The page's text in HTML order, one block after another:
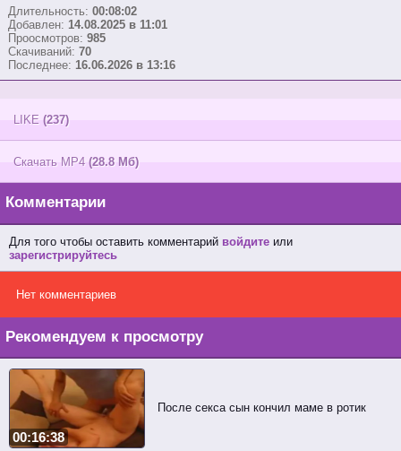
Длительность: 00:08:02
Добавлен: 14.08.2025 в 11:01
Проосмотров: 985
Скачиваний: 70
Последнее: 16.06.2026 в 13:16
LIKE (237)
Скачать MP4 (28.8 Мб)
Комментарии
Для того чтобы оставить комментарий войдите или
зарегистрируйтесь
Нет комментариев
Рекомендуем к просмотру
После секса сын кончил маме в ротик
00:16:38